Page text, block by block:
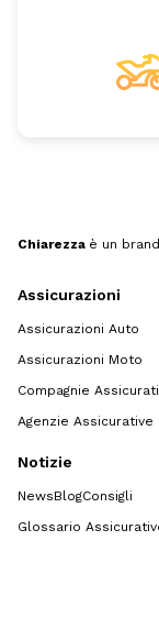
Chiarezza è un
Assicurazioni
Assicurazioni Auto
Assicurazioni Moto
Compagnie
Agenzie Assicurative
Notizie
NewsBlogConsigli
Glossario